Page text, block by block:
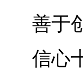
善于
信心